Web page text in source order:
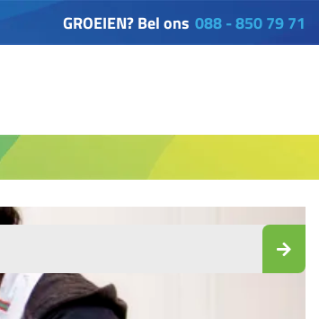
GROEIEN? Bel ons 088 - 850 79 71